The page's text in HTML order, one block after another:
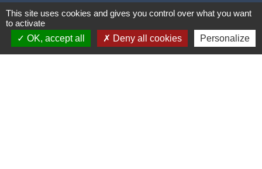
1 rue de la Mairie
+33 5 63 75 00 18
This site uses cookies and gives you control over what you want
to activate
OK, accept all
Deny all cookies Personalize